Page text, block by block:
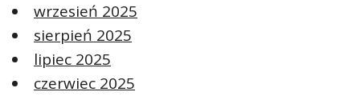
wrzesień 2025
sierpień 2025
lipiec 2025
czerwiec 2025